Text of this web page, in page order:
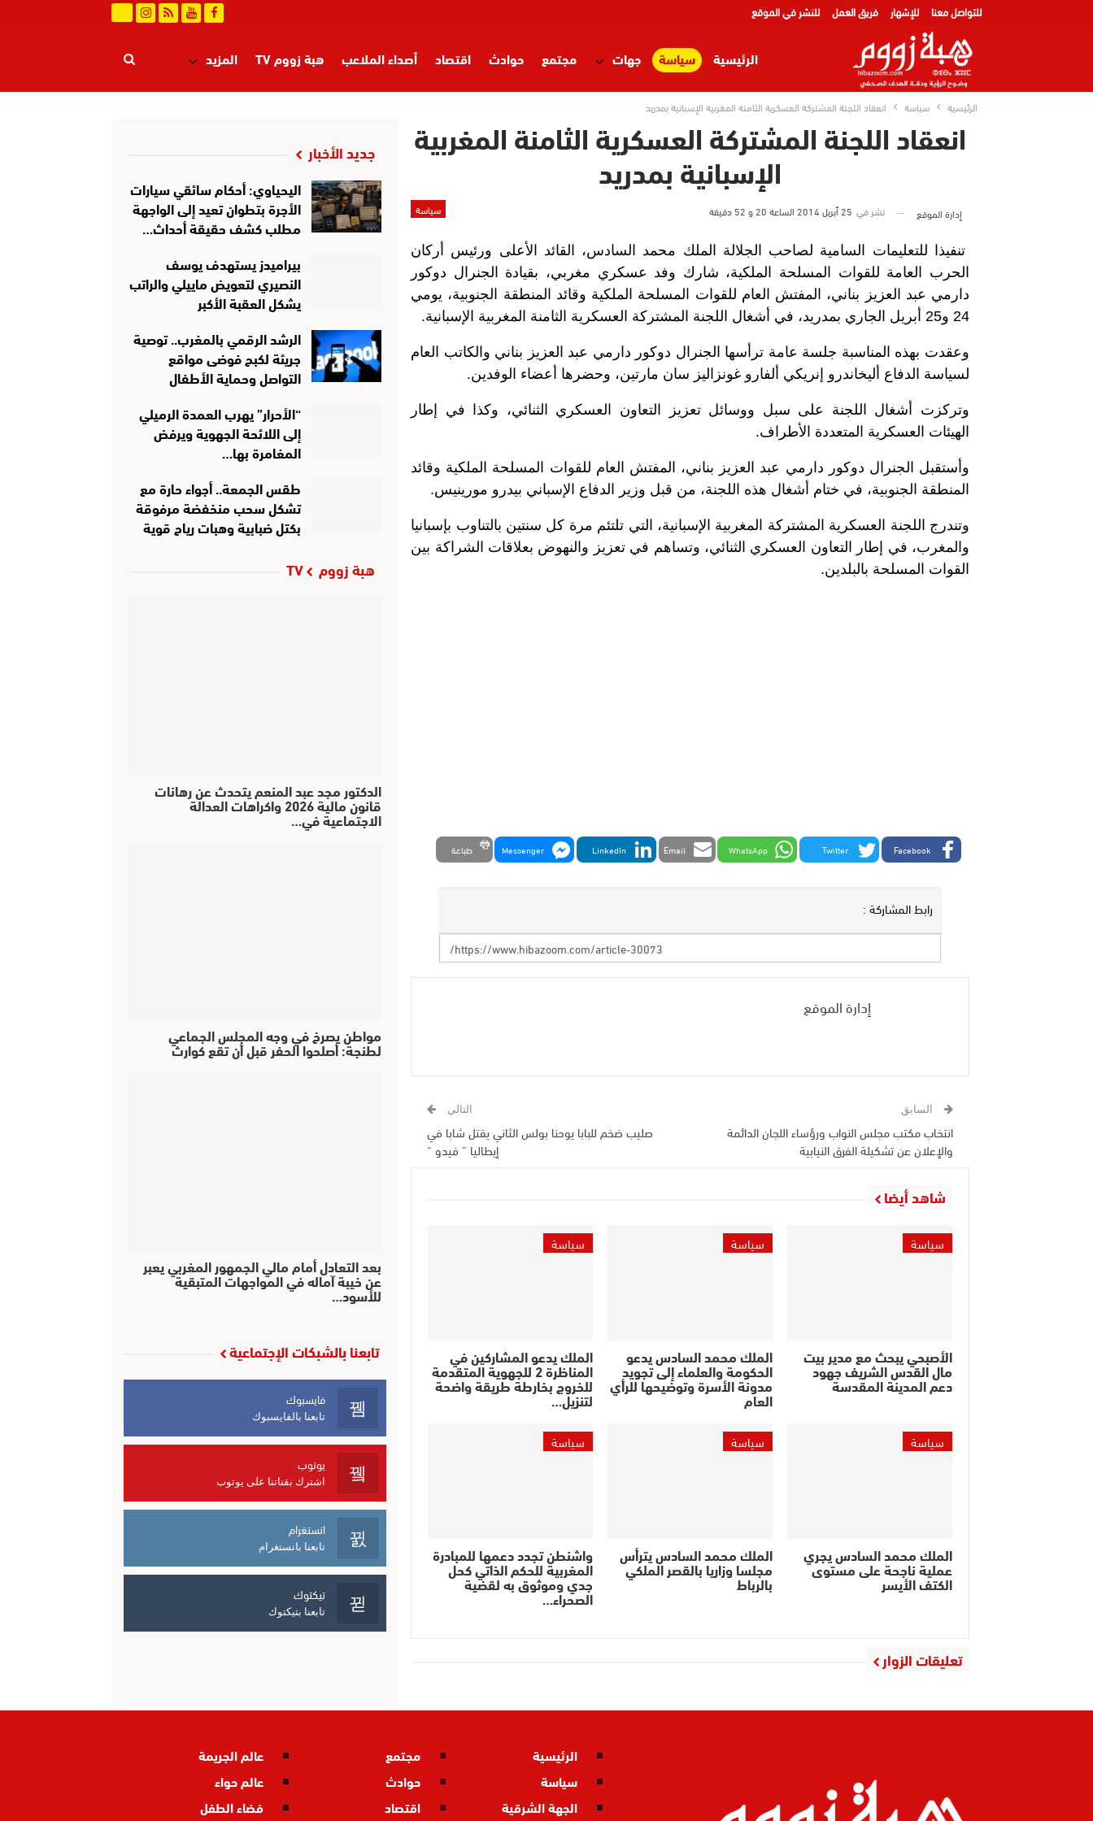
للتواصل معنا للإشهار فريق العمل للنشر في الموقع
الرئيسية سياسة جهات مجتمع حوادث اقتصاد أصداء الملاعب هبة زووم TV المزيد
الرئيسية سياسة انعقاد اللجنة المشتركة العسكرية الثامنة المغربية الإسبانية بمدريد
انعقاد اللجنة المشتركة العسكرية الثامنة المغربية
الإسبانية بمدريد
سياسة إدارة الموقع نشر في 25 أبريل 2014 الساعة 20 و 52 دقيقة
تنفيذا للتعليمات السامية لصاحب الجلالة الملك محمد السادس، القائد الأعلى ورئيس أركان
الحرب العامة للقوات المسلحة الملكية، شارك وفد عسكري مغربي، بقيادة الجنرال دوكور
دارمي عبد العزيز بناني، المفتش العام للقوات المسلحة الملكية وقائد المنطقة الجنوبية، يومي
24 و25 أبريل الجاري بمدريد، في أشغال اللجنة المشتركة العسكرية الثامنة المغربية الإسبانية.
وعقدت بهذه المناسبة جلسة عامة ترأسها الجنرال دوكور دارمي عبد العزيز بناني والكاتب العام
لسياسة الدفاع أليخاندرو إنريكي ألفارو غونزاليز سان مارتين، وحضرها أعضاء الوفدين.
وتركزت أشغال اللجنة على سبل ووسائل تعزيز التعاون العسكري الثنائي، وكذا في إطار
الهيئات العسكرية المتعددة الأطراف.
وأستقبل الجنرال دوكور دارمي عبد العزيز بناني، المفتش العام للقوات المسلحة الملكية وقائد
المنطقة الجنوبية، في ختام أشغال هذه اللجنة، من قبل وزير الدفاع الإسباني بيدرو مورينيس.
وتندرج اللجنة العسكرية المشتركة المغربية الإسبانية، التي تلتئم مرة كل سنتين بالتناوب بإسبانيا
والمغرب، في إطار التعاون العسكري الثنائي، وتساهم في تعزيز والنهوض بعلاقات الشراكة بين
القوات المسلحة بالبلدين.
Facebook
Twitter
WhatsApp
Email
LinkedIn
Messenger طباعة
رابط المشاركة :
إدارة الموقع
السابق
انتخاب مكتب مجلس النواب ورؤساء اللجان الدائمة
والإعلان عن تشكيلة الفرق النيابية
التالي
صليب ضخم للبابا يوحنا بولس الثاني يقتل شابا في
إيطاليا ” فيدو “
شاهد أيضا
سياسة
الأصبحي يبحث مع مدير بيت
مال القدس الشريف جهود
دعم المدينة المقدسة
سياسة
الملك محمد السادس يدعو
الحكومة والعلماء إلى تجويد
مدونة الأسرة وتوضيحها للرأي
العام
سياسة
الملك يدعو المشاركين في
المناظرة 2 للجهوية المتقدمة
للخروج بخارطة طريقة واضحة
لتنزيل…
سياسة
الملك محمد السادس يجري
عملية ناجحة على مستوى
الكتف الأيسر
سياسة
الملك محمد السادس يترأس
مجلسا وزاريا بالقصر الملكي
بالرباط
سياسة
واشنطن تجدد دعمها للمبادرة
المغربية للحكم الذاتي كحل
جدي وموثوق به لقضية
الصحراء…
تعليقات الزوار
جديد الأخبار
اليحياوي: أحكام سائقي سيارات
الأجرة بتطوان تعيد إلى الواجهة
مطلب كشف حقيقة أحداث…
بيراميدز يستهدف يوسف
النصيري لتعويض ماييلي والراتب
يشكل العقبة الأكبر
الرشد الرقمي بالمغرب.. توصية
جريئة لكبح فوضى مواقع
التواصل وحماية الأطفال
“الأحرار” يهرب العمدة الرميلي
إلى اللائحة الجهوية ويرفض
المغامرة بها…
طقس الجمعة.. أجواء حارة مع
تشكل سحب منخفضة مرفوقة
بكتل ضبابية وهبات رياح قوية
هبة زووم TV
الدكتور مجد عبد المنعم يتحدث عن رهانات
قانون مالية 2026 واكراهات العدالة
الاجتماعية في…
مواطن يصرخ في وجه المجلس الجماعي
لطنجة: أصلحوا الحفر قبل أن تقع كوارث
بعد التعادل أمام مالي الجمهور المغربي يعبر
عن خيبة آماله في المواجهات المتبقية
للأسود…
تابعنا بالشبكات الإجتماعية
فايسبوك
تابعنا بالفايسبوك
يوتوب
اشترك بقناتنا على يوتوب
انستغرام
تابعنا بانستغرام
تيكتوك
تابعنا بتيكتوك
الرئيسية
سياسة
الجهة الشرقية
مجتمع
حوادث
اقتصاد
عالم الجريمة
عالم حواء
فضاء الطفل